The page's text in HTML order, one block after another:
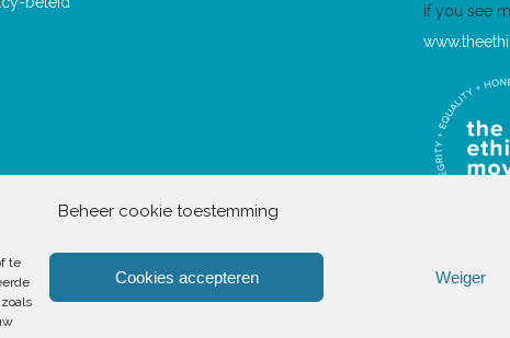
Beheer cookie toestemming
te
Cookies accepteren Weiger
if you see